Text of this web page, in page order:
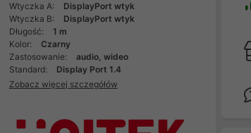
Wtyczka A:
DisplayPort wtyk
Wtyczka B:
DisplayPort wtyk
Długość:
1 m
Kolor:
Czarny
Zastosowanie:
audio, wideo
Standard:
Display Port 1.4
Zobacz więcej szczegółów